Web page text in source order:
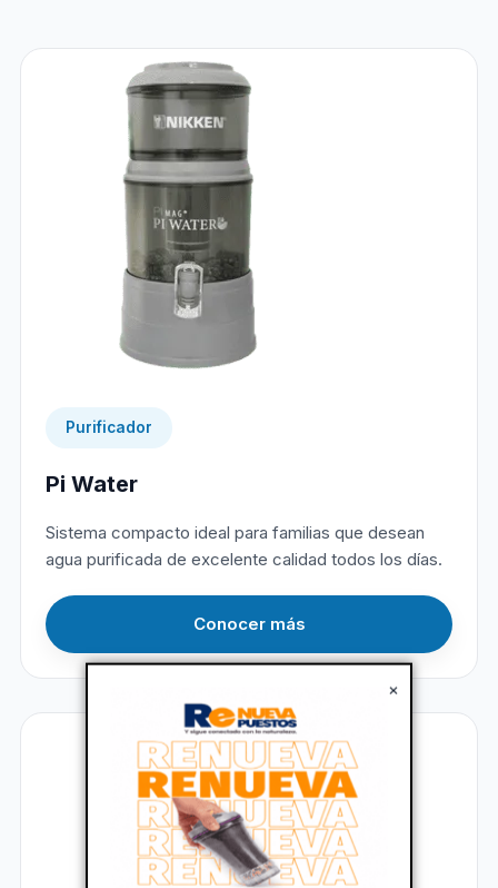
×
Purificador
Pi Water
Sistema compacto ideal para familias que desean
agua purificada de excelente calidad todos los días.
Conocer más